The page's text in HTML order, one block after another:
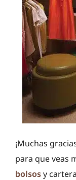
¡Muchas
para que veas
bolsosy